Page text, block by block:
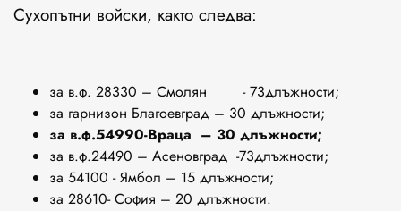
Сухопътни войски, както следва:
за в.ф. 28330 – Смолян - 73длъжности;
за гарнизон Благоевград – 30 длъжности;
за в.ф.54990-Враца – 30 длъжности;
за в.ф.24490 – Асеновград -73длъжности;
за 54100 - Ямбол – 15 длъжности;
за 28610- София – 20 длъжности.